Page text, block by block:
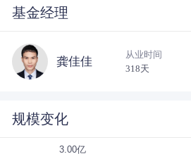
基金经理
龚佳佳
从业时间
318天
规模变化